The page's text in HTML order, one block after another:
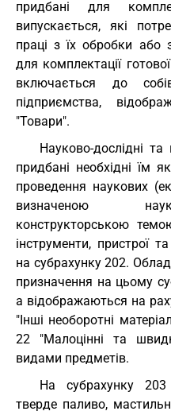
придбані для
випускається, які
праці з їх обробки або
для комплектації
включається до
підприємства,
"Товари".
Науково-дослідні та
придбані необхідні їм
проведення наукових
визначеною
конструкторською
інструменти, пристрої
на субрахунку 202.
призначення на цьому
а відображаються на
"Інші необоротні
22 "Малоцінні та
видами предметів.
На субрахунку 203
тверде паливо,